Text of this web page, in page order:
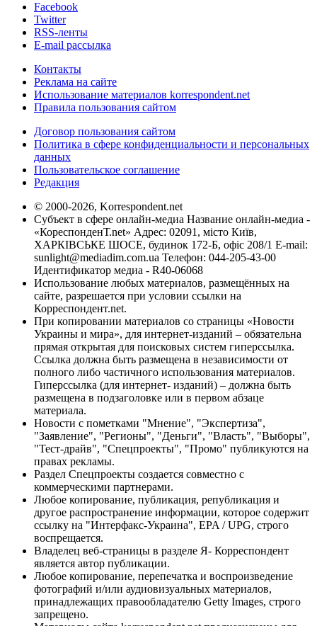
Facebook
Twitter
RSS-ленты
E-mail рассылка
Контакты
Реклама на сайте
Использование материалов korrespondent.net
Правила пользования сайтом
Договор пользования сайтом
Политика в сфере конфиденциальности и персональных
данных
Пользовательское соглашение
Редакция
© 2000-2026, Korrespondent.net
Субъект в сфере онлайн-медиа Название онлайн-медиа -
«КореспонденТ.net» Адрес: 02091, місто Київ,
ХАРКІВСЬКЕ ШОСЕ, будинок 172-Б, офіс 208/1 E-mail:
sunlight@mediadim.com.ua Телефон: 044-205-43-00
Идентификатор медиа - R40-06068
Использование любых материалов, размещённых на
сайте, разрешается при условии ссылки на
Корреспондент.net.
При копировании материалов со страницы «Новости
Украины и мира», для интернет-изданий – обязательна
прямая открытая для поисковых систем гиперссылка.
Ссылка должна быть размещена в независимости от
полного либо частичного использования материалов.
Гиперссылка (для интернет- изданий) – должна быть
размещена в подзаголовке или в первом абзаце
материала.
Новости с пометками "Мнение", "Экспертиза",
"Заявление", "Регионы", "Деньги", "Власть", "Выборы",
"Тест-драйв", "Спецпроекты", "Промо" публикуются на
правах рекламы.
Раздел Спецпроекты создается совместно с
коммерческими партнерами.
Любое копирование, публикация, републикация и
другое распространение информации, которое содержит
ссылку на "Интерфакс-Украина", EPA / UPG, строго
воспрещается.
Владелец веб-страницы в разделе Я- Корреспондент
является автор публикации.
Любое копирование, перепечатка и воспроизведение
фотографий и/или аудиовизуальных материалов,
принадлежащих правообладателю Getty Images, строго
запрещено.